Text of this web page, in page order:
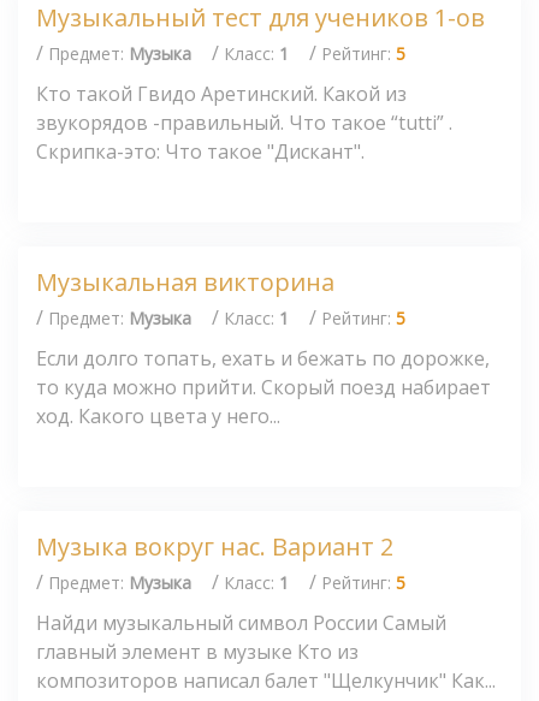
Музыкальный тест для учеников 1-ов
/ Предмет: Музыка / Класс: 1 / Рейтинг: 5
Кто такой Гвидо Аретинский. Какой из
звукорядов -правильный. Что такое “tutti” .
Скрипка-это: Что такое "Дискант".
Музыкальная викторина
/ Предмет: Музыка / Класс: 1 / Рейтинг: 5
Если долго топать, ехать и бежать по дорожке,
то куда можно прийти. Скорый поезд набирает
ход. Какого цвета у него...
Музыка вокруг нас. Вариант 2
/ Предмет: Музыка / Класс: 1 / Рейтинг: 5
Найди музыкальный символ России Самый
главный элемент в музыке Кто из
композиторов написал балет "Щелкунчик" Как...